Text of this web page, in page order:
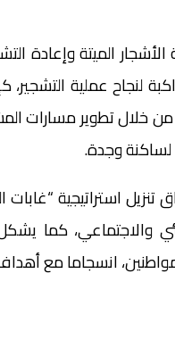
لنجاح عملية
من خلال تطوير
وجدة.
والاجتماعي، كما
انسجاما مع